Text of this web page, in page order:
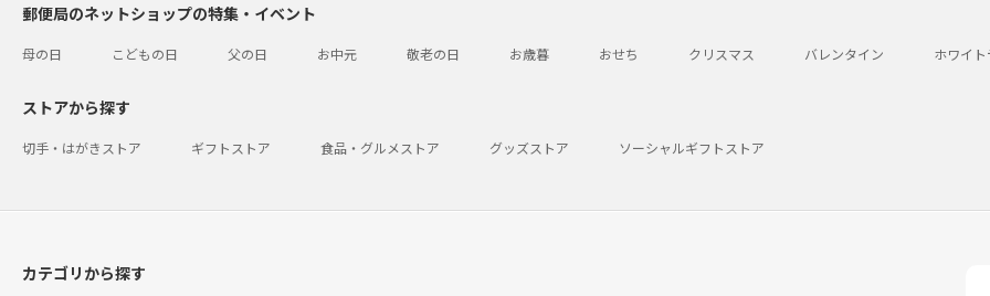
郵便局のネットショップの特集・イベント
母の日 こどもの日 父の日 お中元 敬老の日 お歳暮 おせち クリスマス バレンタイン ホワイ
ストアから探す
切手・はがきストア ギフトストア 食品・グルメストア グッズストア ソーシャルギフトストア
カテゴリから探す